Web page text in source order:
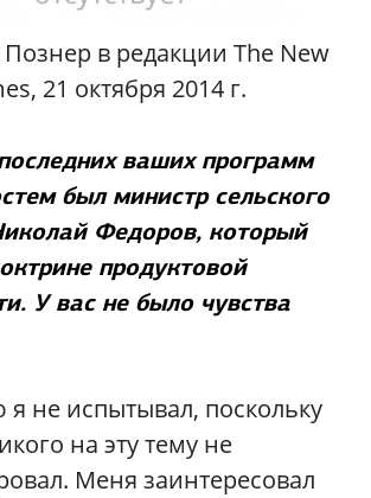
в редакции The New
21 октября 2014 г.
ваших программ
был министр сельского
Федоров, который
продуктовой
У вас не было чувства
я не испытывал, поскольку
на эту тему не
Меня заинтересовал